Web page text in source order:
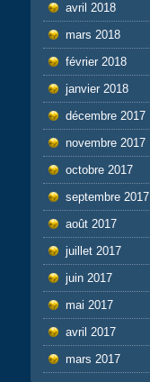
avril 2018
mars 2018
février 2018
janvier 2018
décembre 2017
novembre 2017
octobre 2017
septembre 2017
août 2017
juillet 2017
juin 2017
mai 2017
avril 2017
mars 2017